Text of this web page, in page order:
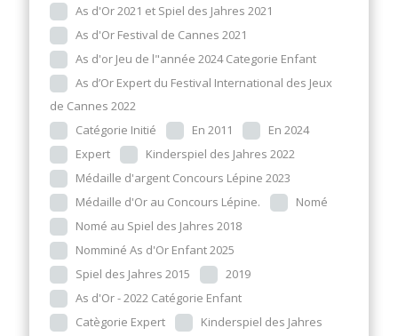
As d'Or 2021 et Spiel des Jahres 2021
As d'Or Festival de Cannes 2021
As d'or Jeu de l"année 2024 Categorie Enfant
As d’Or Expert du Festival International des Jeux
de Cannes 2022
Catégorie Initié
En 2011
En 2024
Expert
Kinderspiel des Jahres 2022
Médaille d'argent Concours Lépine 2023
Médaille d'Or au Concours Lépine.
Nomé
Nomé au Spiel des Jahres 2018
Nomminé As d'Or Enfant 2025
Spiel des Jahres 2015
2019
As d'Or - 2022 Catégorie Enfant
Catègorie Expert
Kinderspiel des Jahres